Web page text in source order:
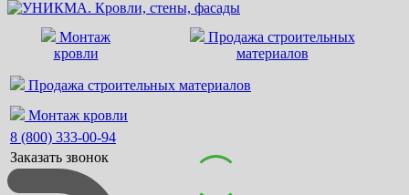
Монтаж
кровли
Продажа строительных
материалов
Продажа строительных материалов
Монтаж кровли
8 (800) 333-00-94
Заказать звонок